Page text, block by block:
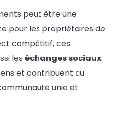
peut être une
pour les propriétaires de
compétitif, ces
les échanges sociaux
et contribuent au
unie et